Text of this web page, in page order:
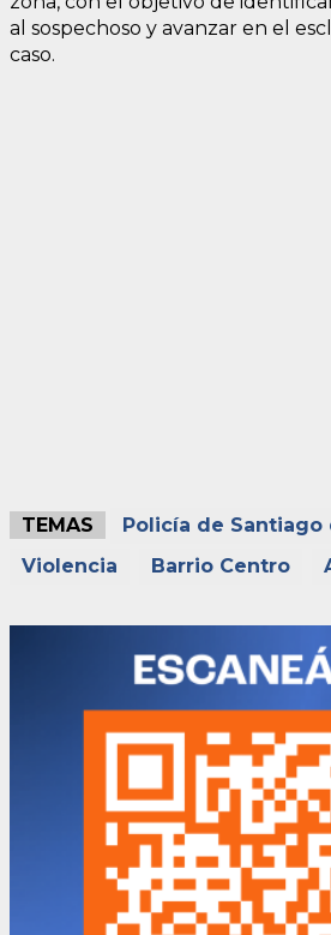
al sospechoso y avanzar en el
caso.
TEMAS
Policía de Santiago
Violencia
Barrio Centro